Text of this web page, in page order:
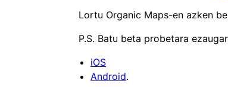
Lortu Organic Maps-en azken
P.S. Batu beta probetara
iOS
Android.